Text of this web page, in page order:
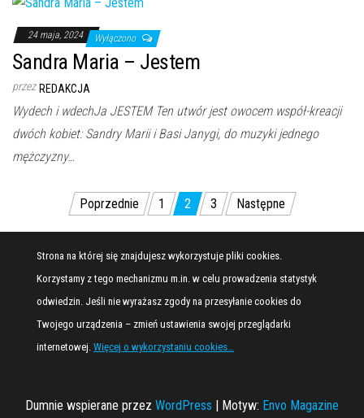
24 maja, 2024 Wyłączono
Sandra Maria – Jestem
przez REDAKCJA
Wydech i wdechJa JESTEM Ten utwór jest owocem współ-kreacji
dwóch kobiet: Sandry Marii i Basi Janygi, do muzyki jednego
mężczyzny…
Stronicowanie
wpisów
Poprzednie 1 2 3 Następne
Strona na której się znajdujesz wykorzystuje pliki cookies.
Korzystamy z tego mechanizmu m.in. w celu prowadzenia statystyk
odwiedzin. Jeśli nie wyrażasz zgody na przesyłanie cookies do
Twojego urządzenia – zmień ustawienia swojej przeglądarki
internetowej. Więcej o wykorzystaniu cookies…
Dumnie wspierane przez WordPress | Motyw: Envo Magazine